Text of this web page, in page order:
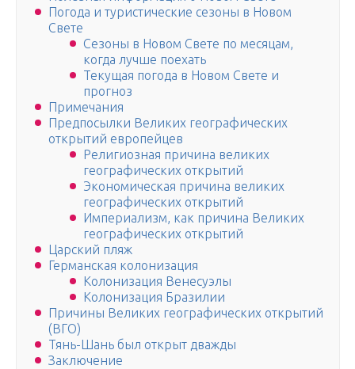
Погода и туристические сезоны в Новом
Свете
Сезоны в Новом Свете по месяцам,
когда лучше поехать
Текущая погода в Новом Свете и
прогноз
Примечания
Предпосылки Великих географических
открытий европейцев
Религиозная причина великих
географических открытий
Экономическая причина великих
географических открытий
Империализм, как причина Великих
географических открытий
Царский пляж
Германская колонизация
Колонизация Венесуэлы
Колонизация Бразилии
Причины Великих географических открытий
(ВГО)
Тянь-Шань был открыт дважды
Заключение